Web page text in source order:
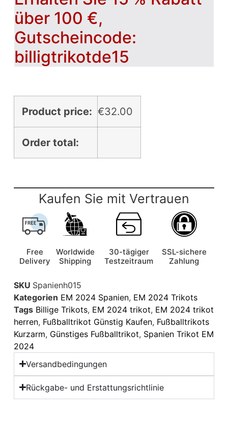
über 100 €,
Gutscheincode:
billigtrikotde15
Product price: €32.00
Order total:
Kaufen Sie mit Vertrauen
Free
Delivery
Worldwide
Shipping
30-tägiger
Testzeitraum
SSL-sichere
Zahlung
SKU Spanienh015
Kategorien EM 2024 Spanien, EM 2024 Trikots
Tags Billige Trikots, EM 2024 trikot, EM 2024 trikot
herren, Fußballtrikot Günstig Kaufen, Fußballtrikots
Kurzarm, Günstiges Fußballtrikot, Spanien Trikot EM
2024
Versandbedingungen
Rückgabe- und Erstattungsrichtlinie